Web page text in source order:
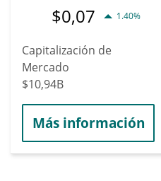
$0,07 1.40%
Capitalización de
Mercado
$10,94B
Más información